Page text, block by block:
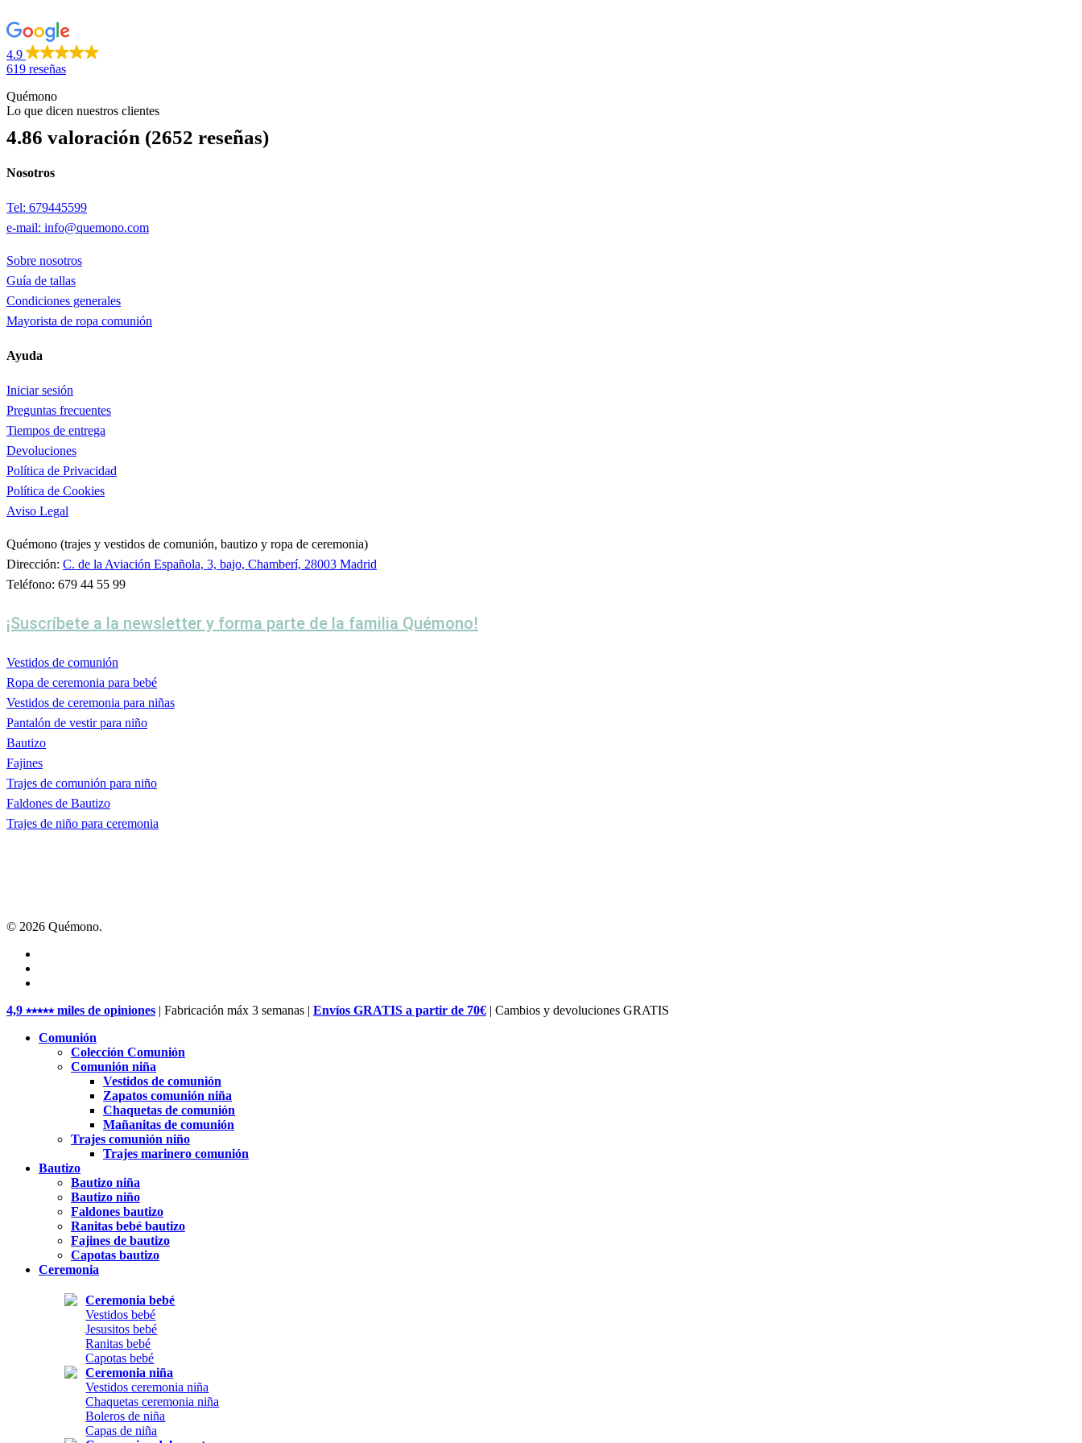
4.9
619 reseñas
Quémono
Lo que dicen nuestros clientes
4.86 valoración (2652 reseñas)
Nosotros
Tel: 679445599
e-mail: info@quemono.com
Sobre nosotros
Guía de tallas
Condiciones generales
Mayorista de ropa comunión
Ayuda
Iniciar sesión
Preguntas frecuentes
Tiempos de entrega
Devoluciones
Política de Privacidad
Política de Cookies
Aviso Legal
Quémono (trajes y vestidos de comunión, bautizo y ropa de ceremonia)
Dirección: C. de la Aviación Española, 3, bajo, Chamberí, 28003 Madrid
Teléfono: 679 44 55 99
¡Suscríbete a la newsletter y forma parte de la familia Quémono!
Vestidos de comunión
Ropa de ceremonia para bebé
Vestidos de ceremonia para niñas
Pantalón de vestir para niño
Bautizo
Fajines
Trajes de comunión para niño
Faldones de Bautizo
Trajes de niño para ceremonia
© 2026 Quémono.
Close
4,9 ⭑⭑⭑⭑⭑ miles de opiniones | Fabricación máx 3 semanas | Envíos GRATIS a partir de 70€ | Cambios y devoluciones GRATIS
Comunión
Colección Comunión
Comunión niña
Vestidos de comunión
Zapatos comunión niña
Chaquetas de comunión
Mañanitas de comunión
Trajes comunión niño
Trajes marinero comunión
Bautizo
Bautizo niña
Bautizo niño
Faldones bautizo
Ranitas bebé bautizo
Fajines de bautizo
Capotas bautizo
Ceremonia
Ceremonia bebé
Vestidos bebé
Jesusitos bebé
Ranitas bebé
Capotas bebé
Ceremonia niña
Vestidos ceremonia niña
Chaquetas ceremonia niña
Boleros de niña
Capas de niña